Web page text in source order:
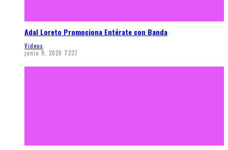
Adal Loreto Promociona Entérate con Banda
Videos
junio 9, 2020 7237